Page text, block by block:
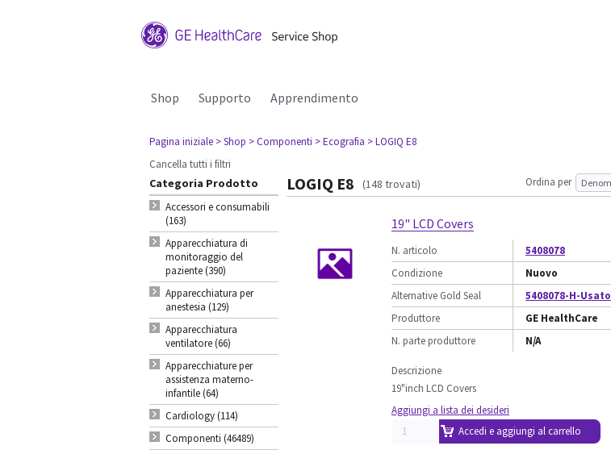
Shop Supporto Apprendimento
Pagina iniziale > Shop > Componenti > Ecografia > LOGIQ E8
Cancella tutti i filtri
Categoria Prodotto
Accessori e consumabili
(163)
Apparecchiatura di
monitoraggio del
paziente (390)
Apparecchiatura per
anestesia (129)
Apparecchiatura
ventilatore (66)
Apparecchiature per
assistenza materno-
infantile (64)
Cardiology (114)
Componenti (46489)
LOGIQ E8 (148 trovati) Ordina per
19" LCD Covers
N. articolo
5408078
Condizione
Nuovo
Alternative Gold Seal
5408078-H-Usato
Produttore
GE HealthCare
N. parte produttore
N/A
Descrizione
19"inch LCD Covers
Aggiungi a lista dei desideri
Accedi e aggiungi al carrello